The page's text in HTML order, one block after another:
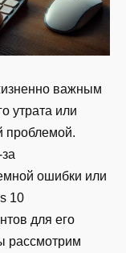
важным
утрата или
проблемой.
ошибки или
10
для его
рассмотрим